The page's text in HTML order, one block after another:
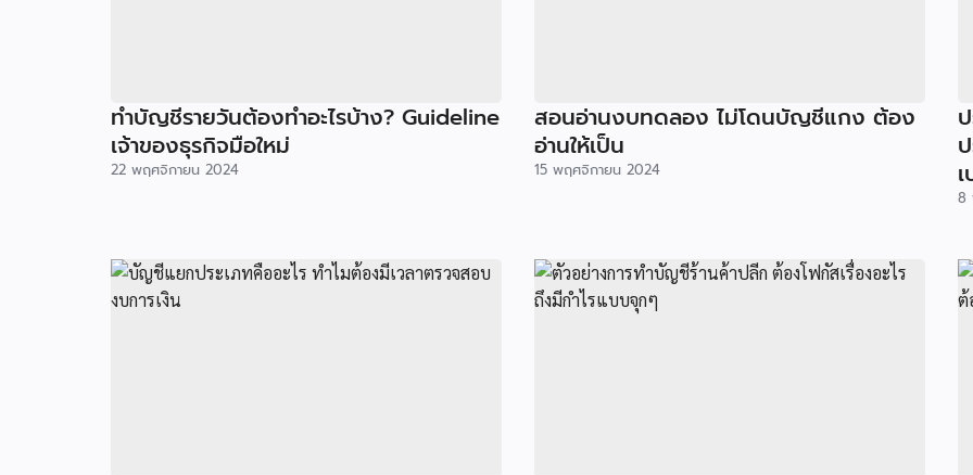
ทำบัญชีรายวันต้องทำอะไรบ้าง? Guideline
เจ้าของธุรกิจมือใหม่
22 พฤศจิกายน 2024
สอนอ่านงบทดลอง ไม่โดนบัญชีแกง ต้อง
อ่านให้เป็น
15 พฤศจิกายน 2024
8